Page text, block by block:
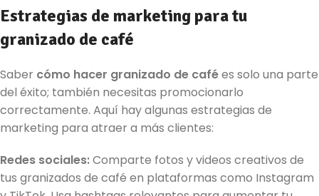
Estrategias de marketing para tu
granizado de café
Saber cómo hacer granizado de cafées solo una parte
del éxito; también necesitas promocionarlo
correctamente. Aquí hay algunas estrategias de
marketing para atraer a más clientes:
Redes sociales:Comparte fotos y videos creativos de
tus granizados de café en plataformas como Instagram